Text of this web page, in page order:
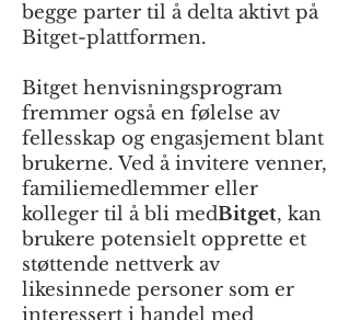
begge parter til å delta aktivt på
Bitget-plattformen.
Bitget henvisningsprogram
fremmer også en følelse av
fellesskap og engasjement blant
brukerne. Ved å invitere venner,
familiemedlemmer eller
kolleger til å bli medBitget, kan
brukere potensielt opprette et
støttende nettverk av
likesinnede personer som er
interessert i handel med